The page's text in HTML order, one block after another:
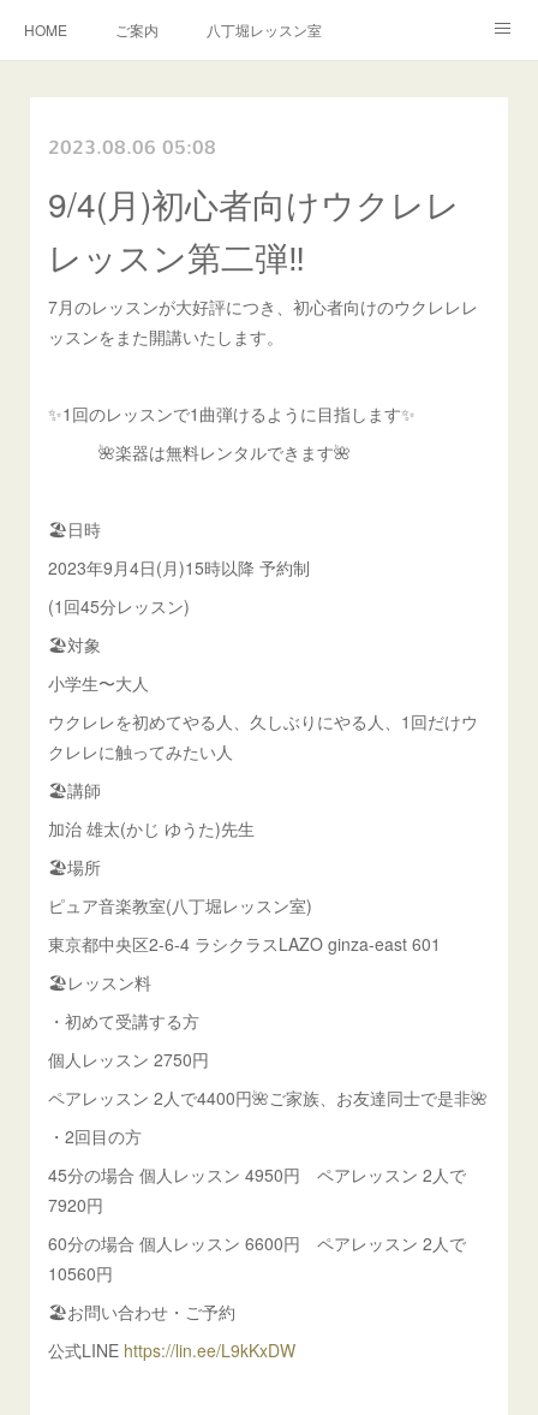
HOME ご案内 八丁堀レッスン室
教室規約
2023.08.06 05:08
9/4(月)初心者向けウクレレ
レッスン第二弾‼️
7月のレッスンが大好評につき、初心者向けのウクレレレ
ッスンをまた開講いたします。
✨1回のレッスンで1曲弾けるように目指します✨
🌺楽器は無料レンタルできます🌺
🏖️日時
2023年9月4日(月)15時以降 予約制
(1回45分レッスン)
🏖️対象
小学生〜大人
ウクレレを初めてやる人、久しぶりにやる人、1回だけウ
クレレに触ってみたい人
🏖️講師
加治 雄太(かじ ゆうた)先生
🏖️場所
ピュア音楽教室(八丁堀レッスン室)
東京都中央区2-6-4 ラシクラスLAZO ginza-east 601
🏖️レッスン料
・初めて受講する方
個人レッスン 2750円
ペアレッスン 2人で4400円🌺ご家族、お友達同士で是非🌺
・2回目の方
45分の場合 個人レッスン 4950円 ペアレッスン 2人で
7920円
60分の場合 個人レッスン 6600円 ペアレッスン 2人で
10560円
🏖️お問い合わせ・ご予約
公式LINE https://lin.ee/L9kKxDW